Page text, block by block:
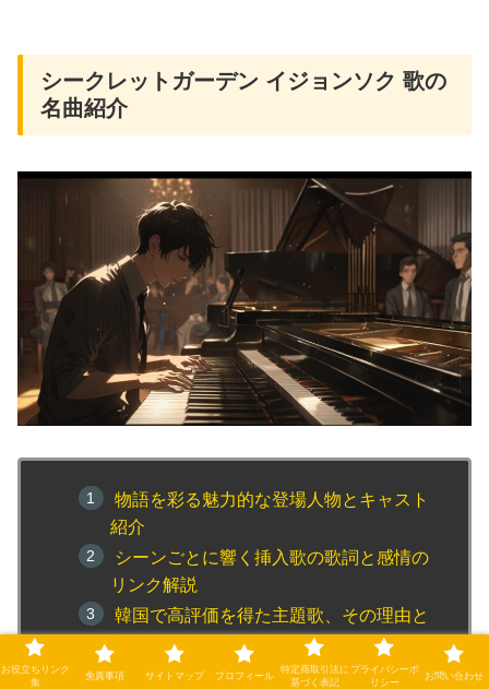
シークレットガーデン イジョンソク 歌の
名曲紹介
物語を彩る魅力的な登場人物とキャスト
紹介
シーンごとに響く挿入歌の歌詞と感情の
リンク解説
韓国で高評価を得た主題歌、その理由と
背景とは？
物語とリンクする歌詞の深層を考察する
お役立ちリンク
集
免責事項 サイトマップ プロフィール
特定商取引法に
基づく表記
プライバシーポ
リシー
お問い合わせ